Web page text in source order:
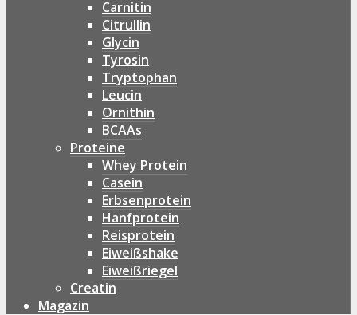
Carnitin
Citrullin
Glycin
Tyrosin
Tryptophan
Leucin
Ornithin
BCAAs
Proteine
Whey Protein
Casein
Erbsenprotein
Hanfprotein
Reisprotein
Eiweißshake
Eiweißriegel
Creatin
Magazin